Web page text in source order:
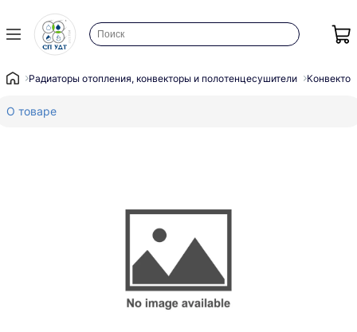
Радиаторы отопления, конвекторы и полотенцесушители
О товаре